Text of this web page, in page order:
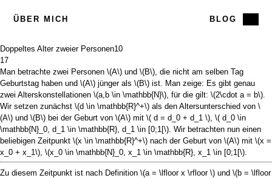
ÜBER MICH BLOG
Doppeltes Alter zweier Personen10
17
Man betrachte zwei Personen \(A\) und \(B\) , die nicht am selben Tag
Geburtstag haben und \(A\) jünger als \(B\) ist. Man zeige: Es gibt genau
zwei Alterskonstellationen \(a,b \in \mathbb{N}\) , für die gilt: \(2\cdot a = b\)
Wir setzen zunächst \(d \in \mathbb{R}^+\) als den Altersunterschied von \
(A\) und \(B\) bei der Geburt von \(A\) mit \( d = d_0 + d_1 \) \( d_0 \in
\mathbb{N}_0, d_1 \in \mathbb{R}, d_1 \in [0;1[\) . Wir betrachten nun einen
beliebigen Zeitpunkt \(x \in \mathbb{R}^+\) nach der Geburt von \(A\) mit \(x =
x_0 + x_1\) \(x_0 \in \mathbb{N}_0, x_1 \in \mathbb{R}, x_1 \in [0;1[\)
Zu diesem Zeitpunkt ist nach Definition \(a = \lfloor x \rfloor \) und \(b = \lfloor